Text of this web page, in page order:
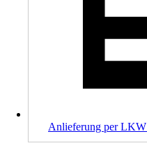
Anlieferung per LKW_